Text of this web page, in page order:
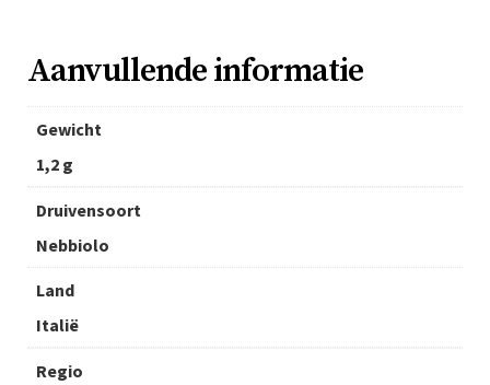
Aanvullende informatie
Gewicht
1,2 g
Druivensoort
Nebbiolo
Land
Italië
Regio